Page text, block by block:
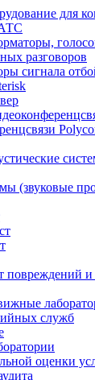
для
разговоров
сигнала
(звуковые
повреждений и
служб
оценки